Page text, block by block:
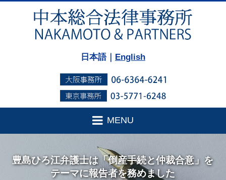
日本語｜ English
MENU
豊島ひろ江弁護士は「倒産手続と仲裁合意」を
テーマに報告者を務めました